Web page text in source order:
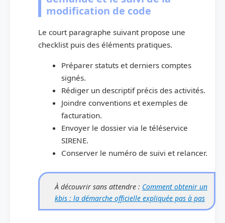
modification de code
Le court paragraphe suivant propose une
checklist puis des éléments pratiques.
Préparer statuts et derniers comptes
signés.
Rédiger un descriptif précis des activités.
Joindre conventions et exemples de
facturation.
Envoyer le dossier via le téléservice
SIRENE.
Conserver le numéro de suivi et relancer.
À découvrir sans attendre : Comment obtenir un
kbis : la démarche officielle expliquée pas à pas